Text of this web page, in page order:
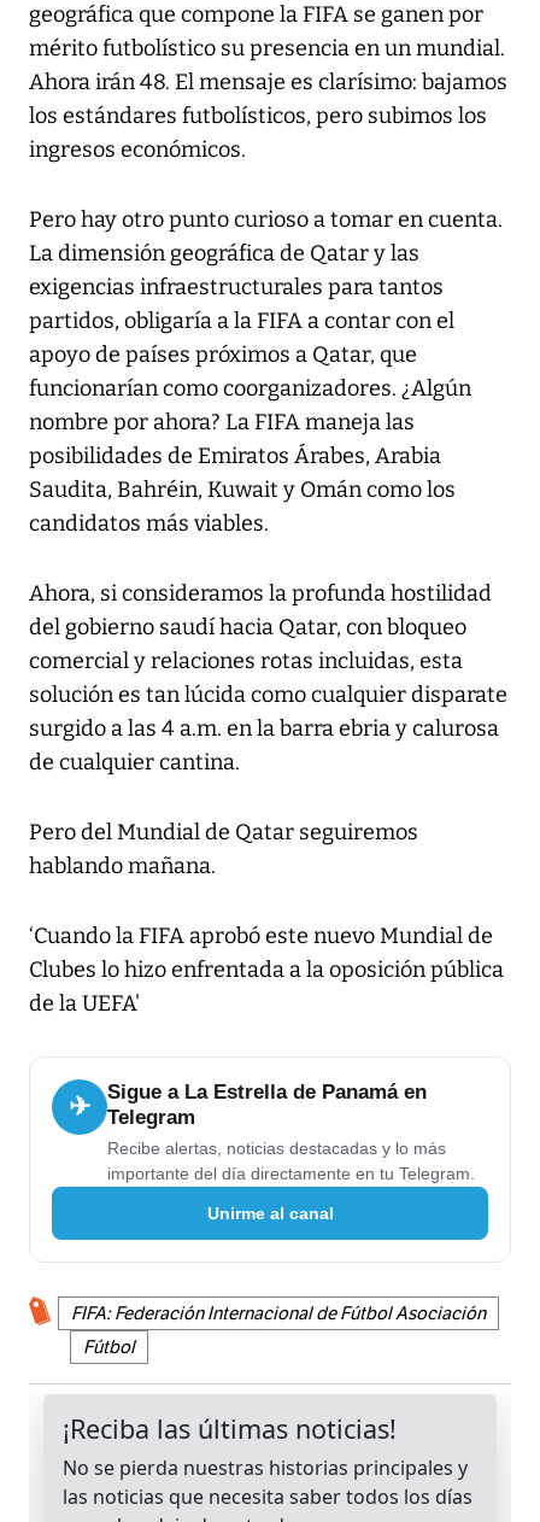
geográfica que compone la FIFA se ganen por
mérito futbolístico su presencia en un mundial.
Ahora irán 48. El mensaje es clarísimo: bajamos
los estándares futbolísticos, pero subimos los
ingresos económicos.
Pero hay otro punto curioso a tomar en cuenta.
La dimensión geográfica de Qatar y las
exigencias infraestructurales para tantos
partidos, obligaría a la FIFA a contar con el
apoyo de países próximos a Qatar, que
funcionarían como coorganizadores. ¿Algún
nombre por ahora? La FIFA maneja las
posibilidades de Emiratos Árabes, Arabia
Saudita, Bahréin, Kuwait y Omán como los
candidatos más viables.
Ahora, si consideramos la profunda hostilidad
del gobierno saudí hacia Qatar, con bloqueo
comercial y relaciones rotas incluidas, esta
solución es tan lúcida como cualquier disparate
surgido a las 4 a.m. en la barra ebria y calurosa
de cualquier cantina.
Pero del Mundial de Qatar seguiremos
hablando mañana.
‘Cuando la FIFA aprobó este nuevo Mundial de
Clubes lo hizo enfrentada a la oposición pública
de la UEFA'
✈
Sigue a La Estrella de Panamá en
Telegram
Recibe alertas, noticias destacadas y lo más
importante del día directamente en tu Telegram.
Unirme al canal
FIFA: Federación Internacional de Fútbol Asociación
Fútbol